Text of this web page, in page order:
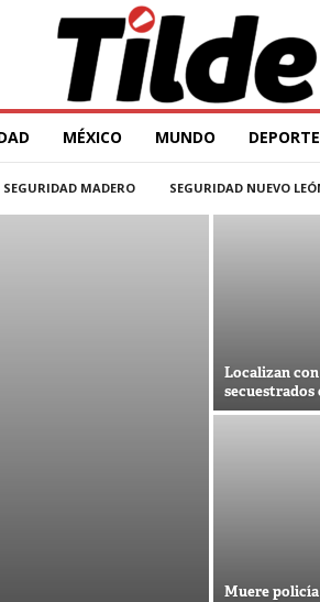
MÉXICO MUNDO
SEGURIDAD MADERO SEGURIDAD NUEVO
Localizan
secuestrados
Muere